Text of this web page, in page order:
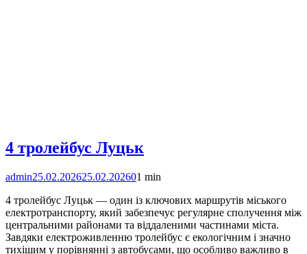
4 тролейбус Луцьк
admin25.02.202625.02.202601 min
4 тролейбус Луцьк — один із ключових маршрутів міського
електротранспорту, який забезпечує регулярне сполучення між
центральними районами та віддаленими частинами міста.
Завдяки електроживленню тролейбус є екологічним і значно
тихішим у порівнянні з автобусами, що особливо важливо в